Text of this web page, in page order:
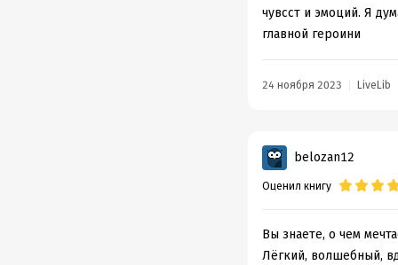
чувсст и эмоций. Я
главной героини
24 ноября 2023 LiveLib
belozan12
Оценил книгу
Вы знаете, о чем
Лёгкий, волшебный,